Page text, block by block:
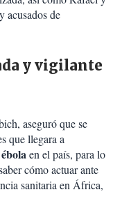
acusados de
y vigilante
aseguró que se
que llegara a
en el país, para lo
cómo actuar ante
sanitaria en África,